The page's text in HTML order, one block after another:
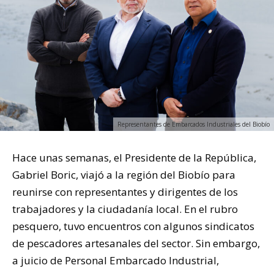
Representantes de Embarcados Industriales del Biobío
Hace unas semanas, el Presidente de la República,
Gabriel Boric, viajó a la región del Biobío para
reunirse con representantes y dirigentes de los
trabajadores y la ciudadanía local. En el rubro
pesquero, tuvo encuentros con algunos sindicatos
de pescadores artesanales del sector. Sin embargo,
a juicio de Personal Embarcado Industrial,